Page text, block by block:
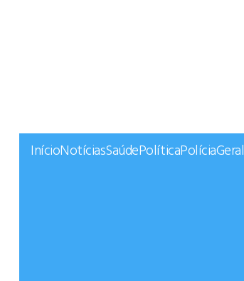
InícioNotíciasSaúdePolíticaPolíciaGeral